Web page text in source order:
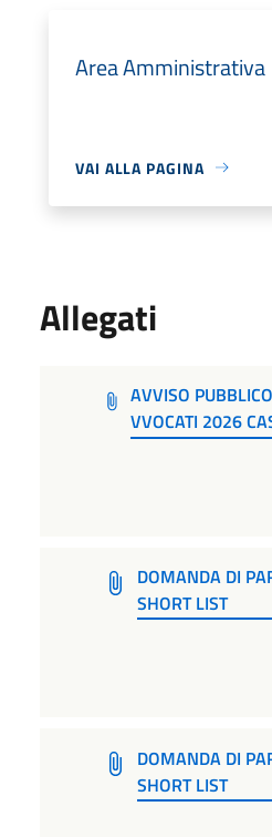
Area Amministrativa
VAI ALLA PAGINA
Allegati
AVVISO
VVOCATI 2026
DOMANDA DI
SHORT LIST
DOMANDA DI
SHORT LIST